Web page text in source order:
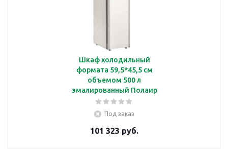
Шкаф холодильный
формата 59,5*45,5 см
объемом 500 л
эмалированный Полаир
CM105Sm
Под заказ
101 323 руб.